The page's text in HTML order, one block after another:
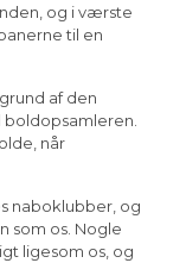
og i værste
til en
af den
når
naboklubber, og
som os. Nogle
ligesom os, og